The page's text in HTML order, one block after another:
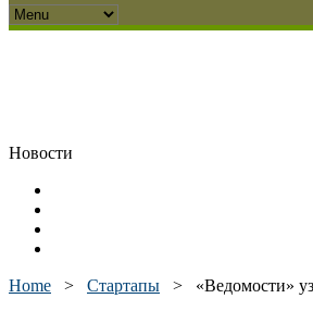
Новости
Home > Стартапы > «Ведомости»